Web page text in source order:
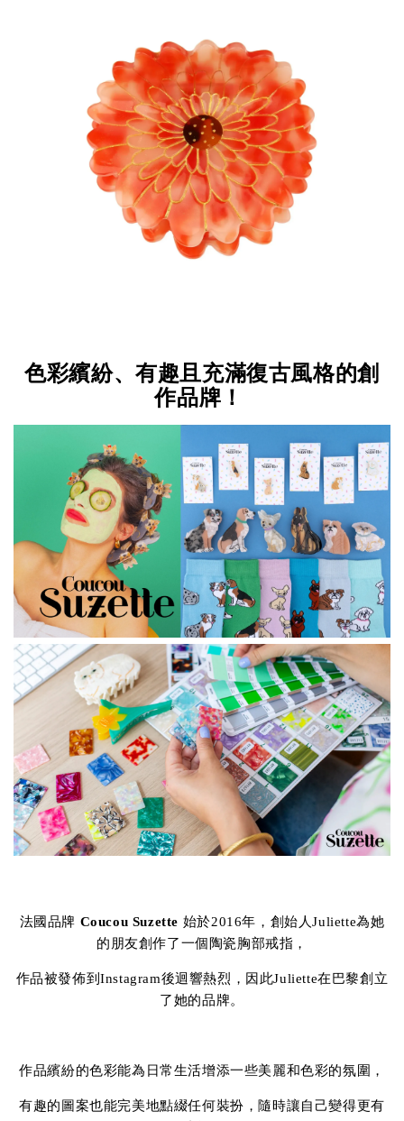
色彩繽紛、有趣且充滿復古風格的創
作品牌！
法國品牌 Coucou Suzette 始於2016年，創始人Juliette為她
的朋友創作了一個陶瓷胸部戒指，
作品被發佈到Instagram後迴響熱烈，因此Juliette在巴黎創立
了她的品牌。
作品繽紛的色彩能為日常生活增添一些美麗和色彩的氛圍，
有趣的圖案也能完美地點綴任何裝扮，隨時讓自己變得更有